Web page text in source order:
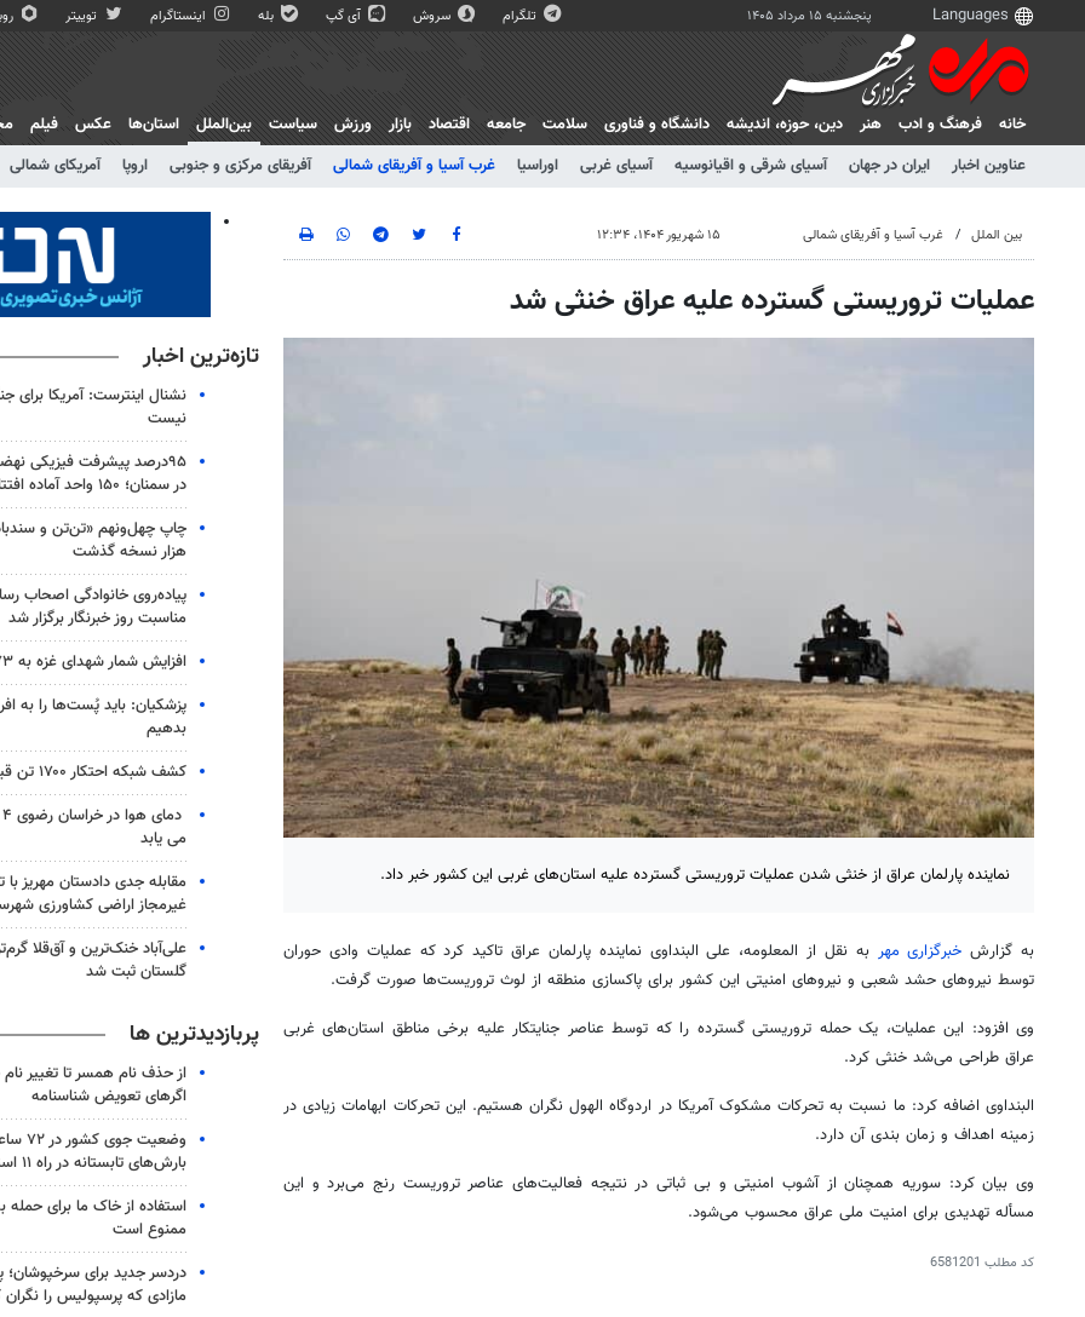
پنجشنبه ۱۵ مرداد ۱۴۰۵ تلگرام سروش آی گپ بله اینستاگرام توییتر
خانه فرهنگ و ادب هنر دين، حوزه، انديشه دانشگاه و فناوری سلامت جامعه اقتصاد بازار ورزش سیاست
بین‌الملل
عناوین اخبار
ایران در جهان آسیای شرقی و اقیانوسیه آسیای غربی اوراسیا غرب آسیا و آفریقای شمالی آفریقای مرکزی و جنوبی اروپا آمریکای شمالی
استان‌ها عکس فیلم
بین الملل غرب آسیا و آفریقای شمالی ۱۵ شهریور ۱۴۰۴، ۱۲:۳۴
عملیات تروریستی گسترده علیه عراق خنثی شد
نماینده پارلمان عراق از خنثی شدن عملیات تروریستی گسترده علیه استان‌های غربی این کشور خبر داد.
به گزارشخبرگزاری مهر به نقل از المعلومه، علی البنداوی نماینده پارلمان عراق تاکید کرد که عملیات وادی حوران
توسط نیروهای حشد شعبی و نیروهای امنیتی این کشور برای پاکسازی منطقه از لوث تروریست‌ها صورت گرفت.
وی افزود: این عملیات، یک حمله تروریستی گسترده را که توسط عناصر جنایتکار علیه برخی مناطق استان‌های غربی
عراق طراحی می‌شد خنثی کرد.
البنداوی اضافه کرد: ما نسبت به تحرکات مشکوک آمریکا در اردوگاه الهول نگران هستیم. این تحرکات ابهامات زیادی در
زمینه اهداف و زمان بندی آن دارد.
وی بیان کرد: سوریه همچنان از آشوب امنیتی و بی ثباتی در نتیجه فعالیت‌های عناصر تروریست رنج می‌برد و این
مسأله تهدیدی برای امنیت ملی عراق محسوب می‌شود.
کد مطلب 6581201
تازه‌ترین اخبار
نشنال اینترست: آمریکا برای
نیست
۹۵درصد پیشرفت فیزیکی
در سمنان؛ ۱۵۰ واحد آماده افتتاح است
هزار نسخه گذشت
پیاده‌روی خانوادگی اصحاب
مناسبت روز خبرنگار برگزار شد
افزایش شمار شهدای غزه به ۷۳ هزار و ۳۸۲ نفر
پزشکیان: باید پُست‌ها را به
بدهیم
کشف شبکه احتکار ۱۷۰۰ تن قیر در هرمزگان
می یابد
مقابله جدی دادستان مهریز با
غیرمجاز اراضی کشاورزی
علی‌آباد خنک‌ترین و آق‌قلا
گلستان ثبت شد
پربازدیدترین ها
از حذف نام همسر تا تغییر نام
اگرهای تعویض شناسنامه
وضعیت
بارش‌های تابستانه در راه ۱۱ استان
استفاده از خاک ما برای
ممنوع است
دردسر جدید برای سرخپوشان؛
مازادی که پرسپولیس را نگران